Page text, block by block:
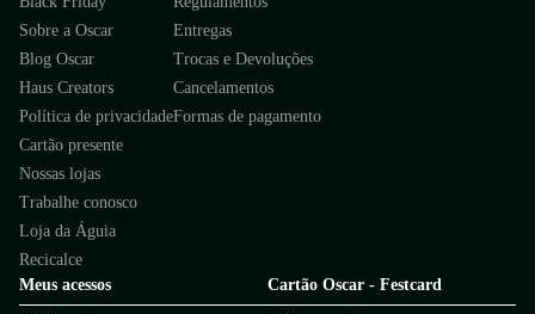
Sobre a Oscar
Blog Oscar
Haus Creators
Política de privacidade
Cartão presente
Nossas lojas
Trabalhe conosco
Loja da Águia
Recicalce
Entregas
Trocas e Devoluções
Cancelamentos
Formas de pagamento
Meus acessos
Cartão Oscar - Festcard